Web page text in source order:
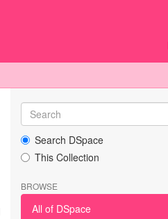
Search DSpace
This Collection
BROWSE
All of DSpace